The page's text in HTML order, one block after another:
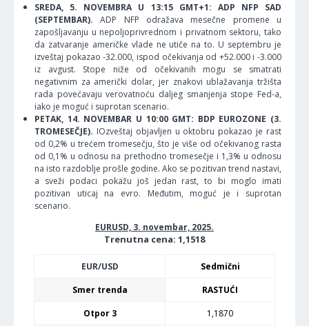
SREDA, 5. NOVEMBRA U 13:15 GMT+1: ADP NFP SAD
(SEPTEMBAR).ADP NFP odražava mesečne promene u
zapošljavanju u nepoljoprivrednom i privatnom sektoru, tako
da zatvaranje američke vlade ne utiče na to. U septembru je
izveštaj pokazao -32.000, ispod očekivanja od +52.000 i -3.000
iz avgust. Stope niže od očekivanih mogu se smatrati
negativnim za američki dolar, jer znakovi ublažavanja tržišta
rada povećavaju verovatnoću daljeg smanjenja stope Fed-a,
iako je moguć i suprotan scenario.
PETAK, 14. NOVEMBAR U 10:00 GMT: BDP EUROZONE (3.
TROMESEČJE). IOzveštaj objavljen u oktobru pokazao je rast
od 0,2% u trećem tromesečju, što je više od očekivanog rasta
od 0,1% u odnosu na prethodno tromesečje i 1,3% u odnosu
na isto razdoblje prošle godine. Ako se pozitivan trend nastavi,
a sveži podaci pokažu još jedan rast, to bi moglo imati
pozitivan uticaj na evro. Međutim, moguć je i suprotan
scenario.
EURUSD, 3. novembar, 2025.
Trenutna cena: 1,1518
EUR/USD
Sedmični
Smer trenda
RASTUĆI
Otpor 3
1,1870